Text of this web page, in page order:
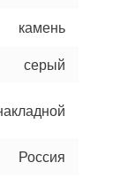
камень
серый
Россия